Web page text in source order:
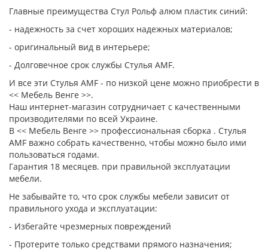
Главные преимущества Стул Рольф алюм пластик синий:
- надежность за счет хороших надежных материалов;
- оригинальный вид в интерьере;
- Долговечное срок службы Стулья AMF.
И все эти Стулья AMF - по низкой цене можно приобрести в
<< Мебель Венге >>.
Наш интернет-магазин сотрудничает с качественными
производителями по всей Украине.
В << Мебель Венге >> профессиональная сборка . Стулья
AMF важно собрать качественно, чтобы можно было ими
пользоваться годами.
Гарантия 18 месяцев. при правильной эксплуатации
мебели.
Не забывайте то, что срок службы мебели зависит от
правильного ухода и эксплуатации:
- Избегайте чрезмерных повреждений
- Протерите только средствами прямого назначения;